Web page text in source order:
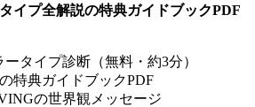
イプ全解説の特典ガイドブックPDF
タイプ診断（無料・約3分）
特典ガイドブックPDF
の世界観メッセージ